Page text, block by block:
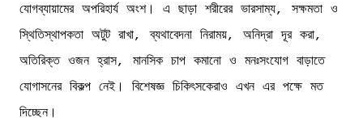
যোগব্যায়ামের অপরিহার্য অংশ। এ ছাড়া শরীরের ভারসাম্য, সক্ষমতা ও
স্থিতিস্থাপকতা অটুট রাখা, ব্যথাবেদনা নিরাময়, অনিদ্রা দূর করা,
অতিরিক্ত ওজন হ্রাস, মানসিক চাপ কমানো ও মনঃসংযোগ বাড়াতে
যোগাসনের বিকল্প নেই। বিশেষজ্ঞ চিকিৎসকেরাও এখন এর পক্ষে মত
দিচ্ছেন।